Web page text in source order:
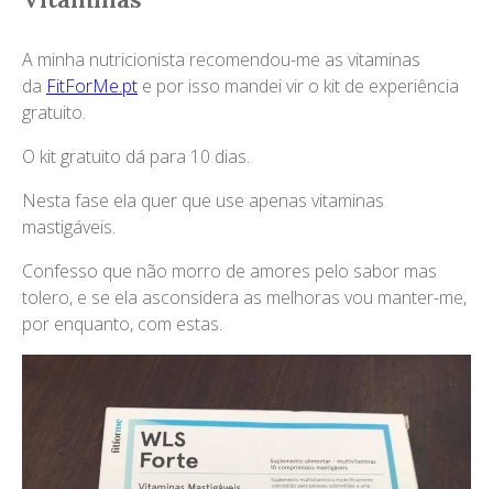
A minha nutricionista recomendou-me as vitaminas
da FitForMe.pt e por isso mandei vir o kit de experiência
gratuito.
O kit gratuito dá para 10 dias.
Nesta fase ela quer que use apenas vitaminas
mastigáveis.
Confesso que não morro de amores pelo sabor mas
tolero, e se ela asconsidera as melhoras vou manter-me,
por enquanto, com estas.